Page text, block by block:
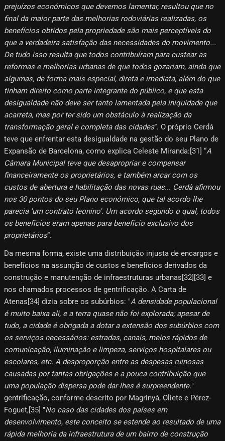
prejuízos económicos que devemos lamentar, resultou que no
final da maior parte das melhorias rodoviárias realizadas, os
benefícios obtidos pela propriedade são mais perceptíveis do
que a verdadeira satisfação das necessidades do movimento...
De tudo isso resulta que todos contribuíram para custear as
reformas e melhorias urbanas de que todos gozariam, ainda que
algumas, de forma mais especial, direta e imediata, além do que
tinham direito como parte integrante do público, e que esta
desigualdade não deve ser tanto lamentada pela iniquidade que
acarreta, mas por ter sido um obstáculo à realização da
transformação geral e completa das cidades”. O próprio Cerdá
teve que enfrentar esta desigualdade na gestão do seu Plano de
Expansão de Barcelona, ​​como explica Celeste Miranda:[31]​ “A
Câmara Municipal teve que desapropriar e compensar
financeiramente os proprietários, e também arcar com os
custos de abertura e habilitação das novas ruas... Cerdà afirmou
nos 30 pontos do seu Plano económico, que tal acordo lhe
parecia 'um contrato leonino'. Um acordo segundo o qual, todos
os benefícios eram apenas para benefício exclusivo dos
proprietários”.
Da mesma forma, existe uma distribuição injusta de encargos e
benefícios na assunção de custos e benefícios derivados da
construção e manutenção de infraestruturas urbanas[32]​[33]​ e
nos chamados processos de gentrificação. A Carta de
Atenas[34]​ dizia sobre os subúrbios: "A densidade populacional
é muito baixa ali, e a terra quase não foi explorada; apesar de
tudo, a cidade é obrigada a dotar a extensão dos subúrbios com
os serviços necessários: estradas, canais, meios rápidos de
comunicação, iluminação e limpeza, serviços hospitalares ou
escolares, etc. A desproporção entre as despesas ruinosas
causadas por tantas obrigações e a pouca contribuição que
uma população dispersa pode dar-lhes é surpreendente."
gentrificação, conforme descrito por Magrinyà, Oliete e Pérez-
Foguet,[35]​ "No caso das cidades dos países em
desenvolvimento, este conceito se estende ao resultado de uma
rápida melhoria da infraestrutura de um bairro de construção